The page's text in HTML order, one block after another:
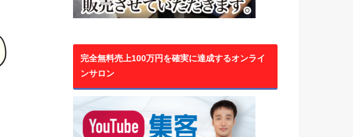
完全無料売上100万円を確実に達成するオンライ
ンサロン